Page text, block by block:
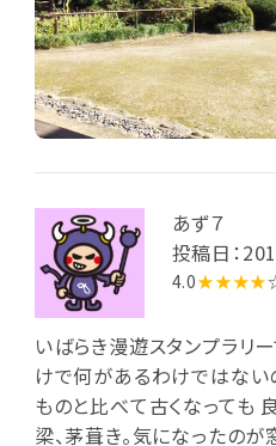
あず７
投稿日：
4.0★★★★
いばらき漫遊スタンプラリ
けで何があるわけではない
ものと比べて古くなっても
梁、茅葺き。気になったの